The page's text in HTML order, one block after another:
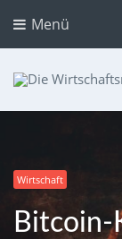
Menü
Wirtschaft
Bitcoin-